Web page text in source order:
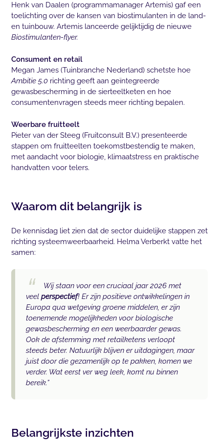
Henk van Daalen (programmamanager Artemis) gaf een
toelichting over de kansen van biostimulanten in de land-
en tuinbouw. Artemis lanceerde gelijktijdig de nieuwe
Biostimulanten-flyer.
Consument en retail
Megan James (Tuinbranche Nederland) schetste hoe
Ambitie 5.0richting geeft aan geïntegreerde
gewasbescherming in de sierteeltketen en hoe
consumentenvragen steeds meer richting bepalen.
Weerbare fruitteelt
Pieter van der Steeg (Fruitconsult B.V.) presenteerde
stappen om fruitteelten toekomstbestendig te maken,
met aandacht voor biologie, klimaatstress en praktische
handvatten voor telers.
Waarom dit belangrijk is
De kennisdag liet zien dat de sector duidelijke stappen zet
richting systeemweerbaarheid. Helma Verberkt vatte het
samen:
Wij staan voor een cruciaal jaar 2026 met
veel perspectief! Er zijn positieve ontwikkelingen in
Europa qua wetgeving groene middelen, er zijn
toenemende mogelijkheden voor biologische
gewasbescherming en een weerbaarder gewas.
Ook de afstemming met retailketens verloopt
steeds beter. Natuurlijk blijven er uitdagingen, maar
juist door die gezamenlijk op te pakken, komen we
verder. Wat eerst ver weg leek, komt nu binnen
bereik.”
Belangrijkste inzichten